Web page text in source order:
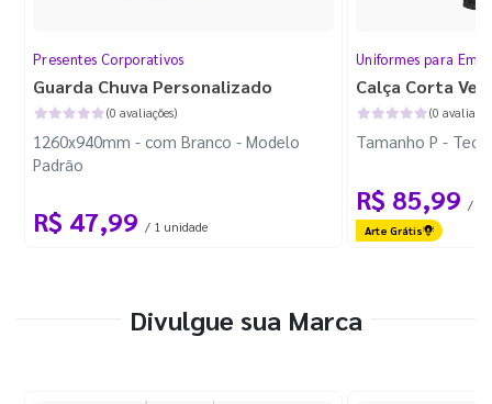
Presentes Corporativos
Guarda Chuva Personalizado
(0 avaliações)
1260x940mm - com Branco - Modelo
Padrão
R$ 47,99 / 1 unidade
Uniformes para
Calça Corta
(0
Tamanho P -
R$ 85,99 / 1
Arte Grátis
Divulgue sua Marca